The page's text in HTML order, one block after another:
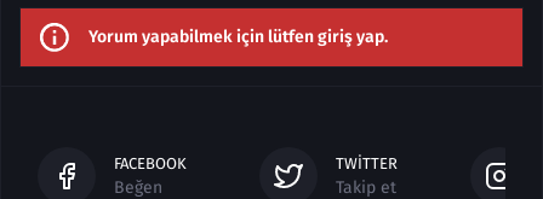
Yorum yapabilmek için lütfen giriş yap.
FACEBOOK
Beğen
TWITTER
Takip et